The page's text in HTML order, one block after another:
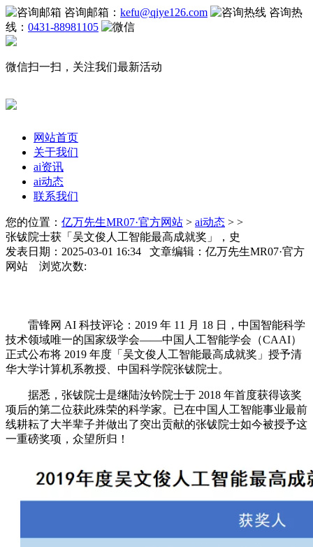
咨询邮箱： kefu@qiye126.com
咨询热
线： 0431-88981105
微信扫一扫，关注我们最新活动
网站首页
关于我们
ai资讯
ai动态
联系我们
您的位置： 亿万先生MR07·官方网站 > ai动态 > >
张钹院士获「吴文俊人工智能最高成就奖」，史
发表日期：2025-03-01 16:34 文章编辑：亿万先生MR07·官方
网站 浏览次数:
雷锋网 AI 科技评论：2019 年 11 月 18 日，中国智能科学
技术领域唯一的国家级学会——中国人工智能学会（CAAI）
正式公布将 2019 年度「吴文俊人工智能最高成就奖」授予清
华大学计算机系教授、中国科学院张钹院士。
据悉，张钹院士是继陆汝钤院士于 2018 年首度获得该奖
项后的第二位获此殊荣的科学家。已在中国人工智能事业最前
线耕耘了大半辈子并做出了突出贡献的张钹院士如今被授予这
一重磅奖项，众望所归！